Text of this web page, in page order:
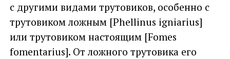
с другими видами трутовиков, особенно с
трутовиком ложным [Phellinus igniarius]
или трутовиком настоящим [Fomes
fomentarius]. От ложного трутовика его